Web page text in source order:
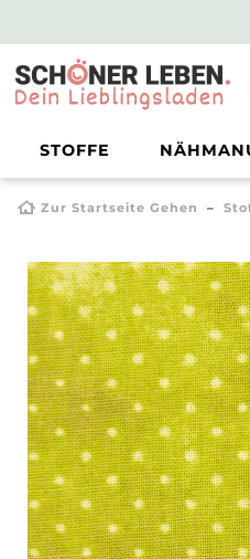
STOFFE
Zur Startseite Gehen